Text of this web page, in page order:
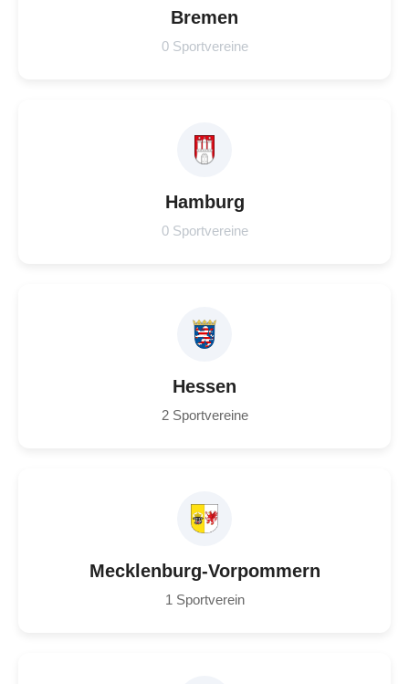
Bremen
0 Sportvereine
Hamburg
0 Sportvereine
Hessen
2 Sportvereine
Mecklenburg-Vorpommern
1 Sportverein